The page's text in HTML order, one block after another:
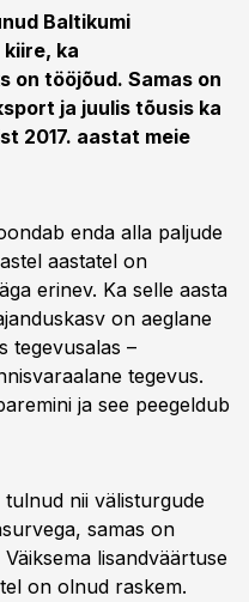
Baltikumi
ka
on tööjõud. Samas on
ja juulis tõusis ka
2017. aastat meie
enda alla paljude
aastatel on
erinev. Ka selle aasta
on aeglane
tegevusalas –
tegevus.
ja see peegeldub
nii välisturgude
samas on
lisandväärtuse
on olnud raskem.